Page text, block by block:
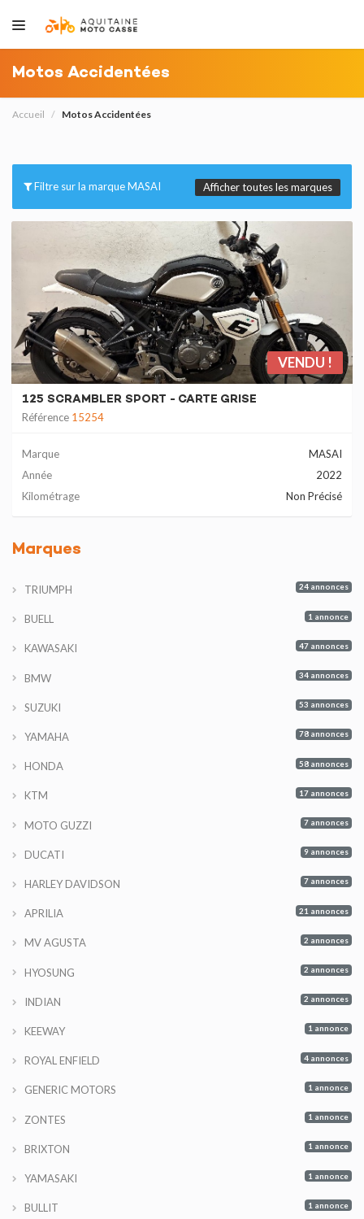
Motos Accidentées
Accueil Motos Accidentées
Filtre sur la marque MASAI Afficher toutes les marques
VENDU !
125 SCRAMBLER SPORT - CARTE GRISE
Référence 15254
Marque
MASAI
Année
2022
Kilométrage
Non Précisé
Marques
TRIUMPH 24 annonces
BUELL 1 annonce
KAWASAKI 47 annonces
BMW 34 annonces
SUZUKI 53 annonces
YAMAHA 78 annonces
HONDA 58 annonces
KTM 17 annonces
MOTO GUZZI 7 annonces
DUCATI 9 annonces
HARLEY DAVIDSON 7 annonces
APRILIA 21 annonces
MV AGUSTA 2 annonces
HYOSUNG 2 annonces
INDIAN 2 annonces
KEEWAY 1 annonce
ROYAL ENFIELD 4 annonces
GENERIC MOTORS 1 annonce
ZONTES 1 annonce
BRIXTON 1 annonce
YAMASAKI 1 annonce
BULLIT 1 annonce